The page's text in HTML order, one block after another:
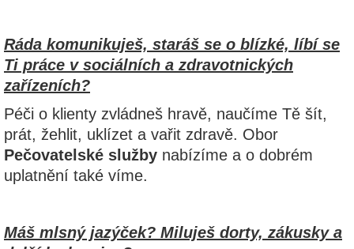
Ráda komunikuješ, staráš se o blízké, líbí se
Ti práce v sociálních a zdravotnických
zařízeních?
Péči o klienty zvládneš hravě, naučíme Tě šít,
prát, žehlit, uklízet a vařit zdravě. Obor
Pečovatelské služby nabízíme a o dobrém
uplatnění také víme.
Máš mlsný jazýček? Miluješ dorty, zákusky a